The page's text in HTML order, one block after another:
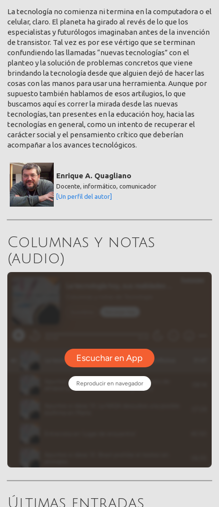
La tecnología no comienza ni termina en la computadora o el
celular, claro. El planeta ha girado al revés de lo que los
especialistas y futurólogos imaginaban antes de la invención
de transistor. Tal vez es por ese vértigo que se terminan
confundiendo las llamadas “nuevas tecnologías” con el
planteo y la solución de problemas concretos que viene
brindando la tecnología desde que alguien dejó de hacer las
cosas con las manos para usar una herramienta. Aunque por
supuesto también hablamos de esos artilugios, lo que
buscamos aquí es correr la mirada desde las nuevas
tecnologías, tan presentes en la educación hoy, hacia las
tecnologías en general, como un intento de recuperar el
carácter social y el pensamiento crítico que deberían
acompañar a los avances tecnológicos.
Enrique A. Quagliano
Docente, informático, comunicador
[Un perfil del autor]
Columnas y notas
(audio)
Últimas entradas